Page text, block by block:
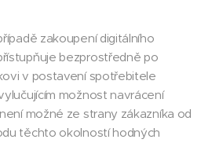
zakoupení digitálního
bezprostředně po
v postavení spotřebitele
možnost navrácení
možné ze strany zákazníka od
těchto okolností hodných